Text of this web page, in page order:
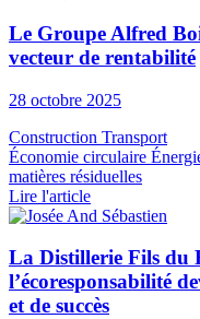
Le Groupe Alfred
vecteur de rentabilité
28 octobre 2025
Construction Transport
Économie circulaire
matières résiduelles
Lire l'article
La Distillerie Fils du
l’écoresponsabilité
et de succès